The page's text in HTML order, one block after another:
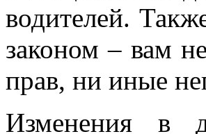
водителей.
законом – вам
прав, ни иные
Изменения в